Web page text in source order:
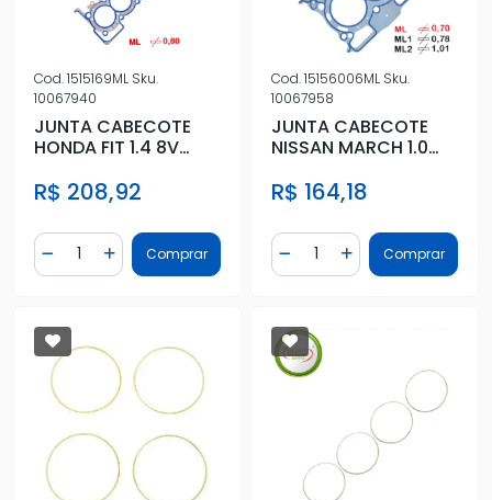
Cod.1515169ML Sku.
10067940
JUNTA CABECOTE
HONDA FIT 1.4 8V
R$ 208,92
Diminuir Quantidade
Quantidade
Adicionar Quantidade
Comprar
Cod.15156006ML Sku.
10067958
JUNTA CABECOTE
NISSAN MARCH 1.0
METAL
R$ 164,18
Diminuir Quantidade
Quantidade
AdicionarComprar